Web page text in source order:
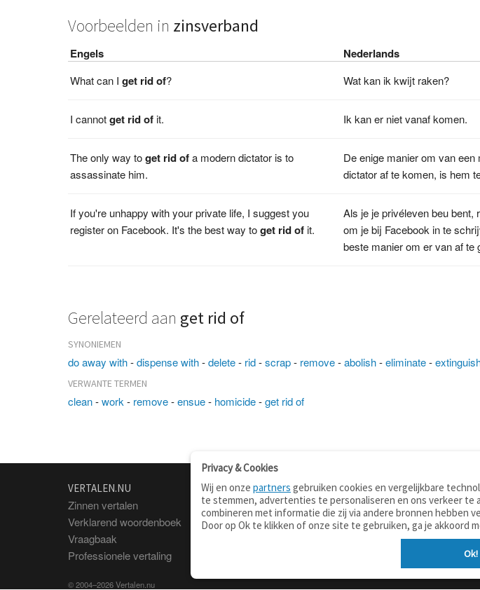
Voorbeelden in zinsverband
Engels Nederlands
What can Iget ridof? Wat kan ik kwijt raken?
I cannotget ridofit. Ik kan er niet vanaf komen.
The only way toget ridofa modern dictator is to
assassinate him.
De enige manier om van een
dictator af te komen, is hem
If you're unhappy with your private life, I suggest you
register on Facebook. It's the best way toget ridofit.
Als je je privéleven beu bent,
om je bij Facebook in te
beste manier om er van af te
Gerelateerd aan get rid of
SYNONIEMEN
do away with-dispense with-delete- rid-scrap- remove-abolish-eliminate-
VERWANTE TERMEN
clean-work - remove-ensue- homicide-get rid of
VERTALEN.NU
Zinnen vertalen
Verklarend woordenboek
Vraagbaak
Professionele vertaling
© 2004–2026 Vertalen.nu
OVER
Over deze site
Contact
TOOLS
Apps
Mobiel
Tools & widgets
Privacy & Cookies
Wij en onze partners gebruiken cookies en vergelijkbare
te stemmen, advertenties te personaliseren en ons verkeer te
combineren met informatie die zij via andere bronnen hebben
Door op Ok te klikken of onze site te gebruiken, ga je akkoord
Ok!